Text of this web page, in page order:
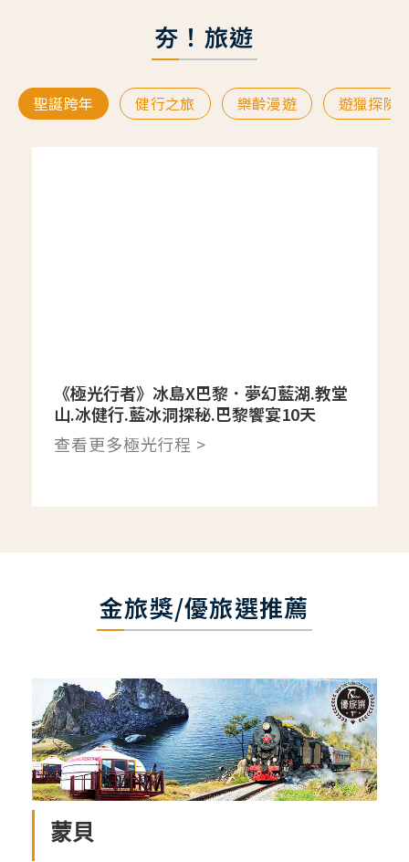
夯！旅遊
聖誕跨年 健行之旅 樂齡漫遊 遊獵探險
《極光行者》冰島X巴黎．夢幻藍湖.教堂
山.冰健行.藍冰洞探秘.巴黎饗宴10天
查看更多極光行程 >
金旅獎/優旅選推薦
蒙貝